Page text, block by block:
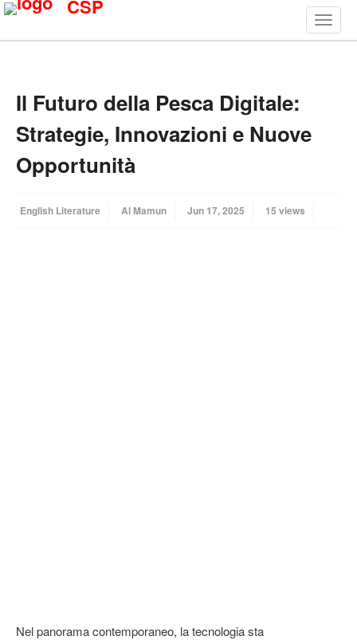
CSP
Il Futuro della Pesca Digitale:
Strategie, Innovazioni e Nuove
Opportunità
English Literature Al Mamun Jun 17, 2025 15 views
Nel panorama contemporaneo, la tecnologia sta